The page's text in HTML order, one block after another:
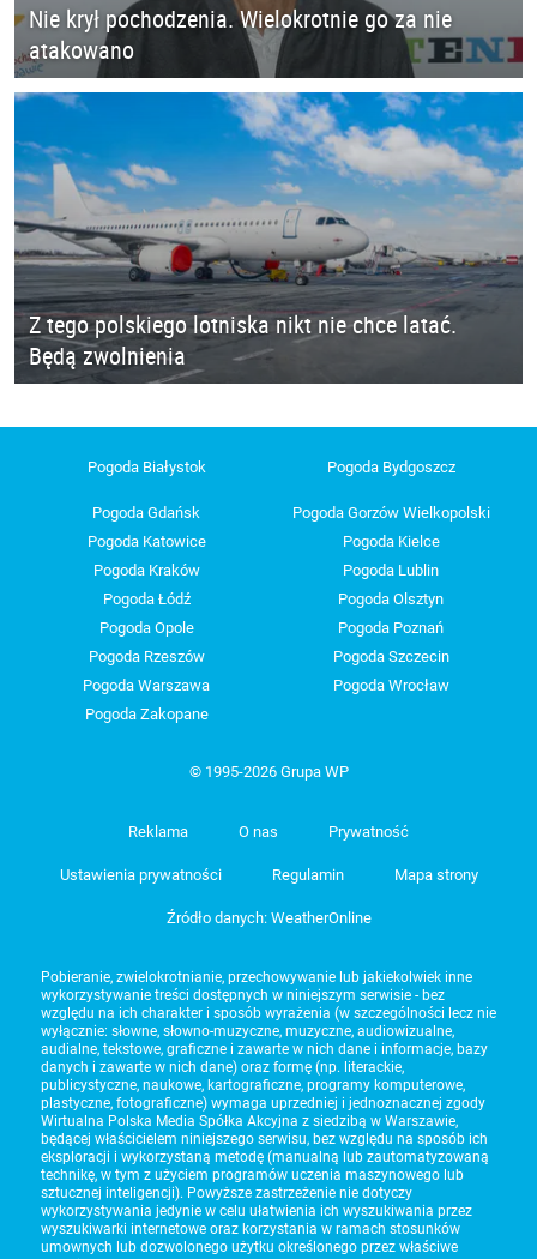
Nie krył pochodzenia. Wielokrotnie go za nie
atakowano
Z tego polskiego lotniska nikt nie chce latać.
Będą zwolnienia
Pogoda Białystok Pogoda Bydgoszcz
Pogoda Gdańsk
Pogoda Gorzów Wielkopolski
Pogoda Katowice
Pogoda Kielce
Pogoda Kraków
Pogoda Lublin
Pogoda Łódź
Pogoda Olsztyn
Pogoda Opole
Pogoda Poznań
Pogoda Rzeszów
Pogoda Szczecin
Pogoda Warszawa
Pogoda Wrocław
Pogoda Zakopane
© 1995-2026 Grupa WP
Reklama O nas Prywatność
Ustawienia prywatności Regulamin Mapa strony
Źródło danych: WeatherOnline
Pobieranie, zwielokrotnianie, przechowywanie lub jakiekolwiek inne
wykorzystywanie treści dostępnych w niniejszym serwisie - bez
względu na ich charakter i sposób wyrażenia (w szczególności lecz nie
wyłącznie: słowne, słowno-muzyczne, muzyczne, audiowizualne,
audialne, tekstowe, graficzne i zawarte w nich dane i informacje, bazy
danych i zawarte w nich dane) oraz formę (np. literackie,
publicystyczne, naukowe, kartograficzne, programy komputerowe,
plastyczne, fotograficzne) wymaga uprzedniej i jednoznacznej zgody
Wirtualna Polska Media Spółka Akcyjna z siedzibą w Warszawie,
będącej właścicielem niniejszego serwisu, bez względu na sposób ich
eksploracji i wykorzystaną metodę (manualną lub zautomatyzowaną
technikę, w tym z użyciem programów uczenia maszynowego lub
sztucznej inteligencji). Powyższe zastrzeżenie nie dotyczy
wykorzystywania jedynie w celu ułatwienia ich wyszukiwania przez
wyszukiwarki internetowe oraz korzystania w ramach stosunków
umownych lub dozwolonego użytku określonego przez właściwe